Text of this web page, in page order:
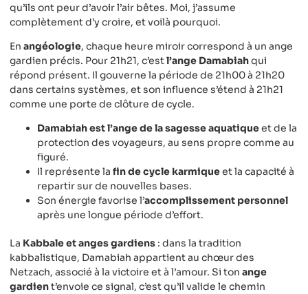
qu’ils ont peur d’avoir l’air bêtes. Moi, j’assume
complètement d’y croire, et voilà pourquoi.
En angéologie, chaque heure miroir correspond à un ange
gardien précis. Pour 21h21, c’estl’ange Damabiahqui
répond présent. Il gouverne la période de 21h00 à 21h20
dans certains systèmes, et son influence s’étend à 21h21
comme une porte de clôture de cycle.
Damabiah est l’ange de la sagesse aquatiqueet de la
protection des voyageurs, au sens propre comme au
figuré.
Il représente la fin de cycle karmiqueet la capacité à
repartir sur de nouvelles bases.
Son énergie favorise l’accomplissement personnel
après une longue période d’effort.
La Kabbale et anges gardiens : dans la tradition
kabbalistique, Damabiah appartient au chœur des
Netzach, associé à la victoire et à l’amour. Si ton ange
gardient’envoie ce signal, c’est qu’il valide le chemin